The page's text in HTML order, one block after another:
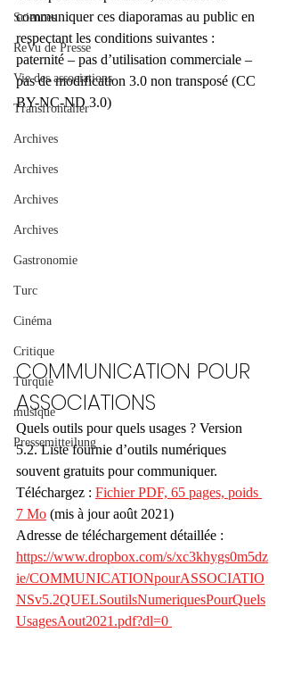
Sciences
ReVu de Presse
Vie des associations
Transfrontalier
Archives
Archives
Archives
Archives
Gastronomie
Turc
Cinéma
Critique
Turquie
musique
Pressemitteilung
communiquer ces diaporamas au public en
respectant les conditions suivantes :
paternité – pas d’utilisation commerciale –
pas de modification 3.0 non transposé (CC
BY-NC-ND 3.0)
COMMUNICATION POUR
ASSOCIATIONS
Quels outils pour quels usages ? Version
5.2. Liste fournie d’outils numériques
souvent gratuits pour communiquer.
Téléchargez : Fichier PDF, 65 pages, poids
7 Mo (mis à jour août 2021)
Adresse de téléchargement détaillée :
https://www.dropbox.com/s/xc3khygs0m5dz
ie/COMMUNICATIONpourASSOCIATIO
NSv5.2QUELSoutilsNumeriquesPourQuels
UsagesAout2021.pdf?dl=0